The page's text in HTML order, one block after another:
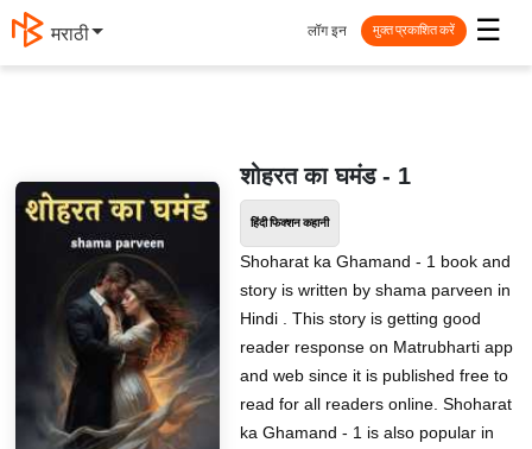
मराठी ☰
लॉग इन मुक्त प्रकाशित करें
शोहरत का घमंड - 1
हिंदी फिक्शन कहानी
Shoharat ka Ghamand - 1 book and
story is written by shama parveen in
Hindi . This story is getting good
reader response on Matrubharti app
and web since it is published free to
read for all readers online. Shoharat
ka Ghamand - 1 is also popular in